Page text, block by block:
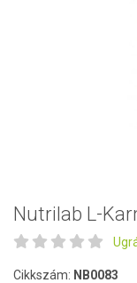
Nutrilab L-
Cikkszám: NB0083